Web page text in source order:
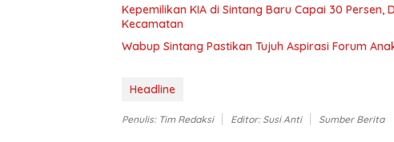
Kepemilikan KIA di Sintang Baru Capai 30
Kecamatan
Wabup Sintang Pastikan Tujuh Aspirasi Forum
Headline
Penulis: Tim Redaksi Editor: Susi Anti Sumber Berita